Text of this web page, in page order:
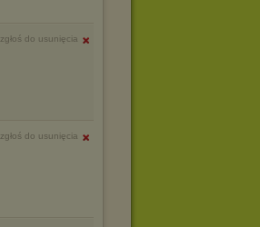
zgłoś do usunięcia
zgłoś do usunięcia